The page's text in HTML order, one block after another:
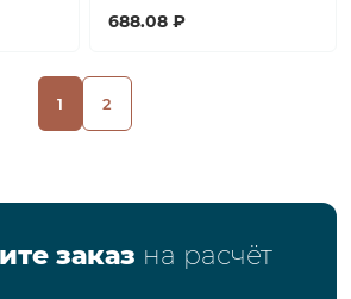
688.08 ₽
1 2
заказ на расчёт